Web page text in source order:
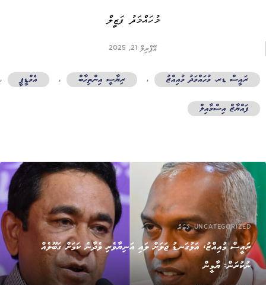
މުހައްމަދު ފަޒީލް
އޭޕްރިލް 21, 2025
ރައީސް ޑރ. މުހައްމަދު މުއިއްޒު , ރިޔާސީ އިންތިހާބް , އެމްޑީޕީ
ފައްޔާޒް އިސްމާއިލް
UNCATEGORIZED
,ޚަބަރު
ރައީސް މުއިއްޒު، އަޅުގަނޑު ޖަލަށް ލައި އަނިޔާވެރި ވެދާނެ ކަމަށް ގަބޫލެއް
ނުކުރަން: ޔާމީން